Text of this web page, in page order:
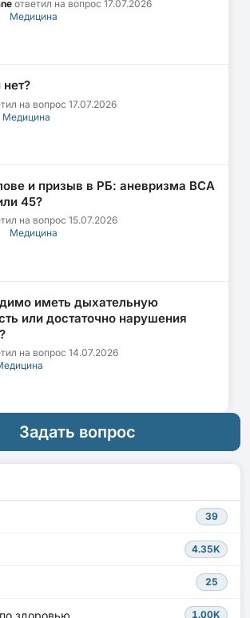
ответил на вопрос 17.07.2026
Медицина
на вопрос 17.07.2026
Медицина
и призыв в РБ: аневризма ВСА
45?
на вопрос 15.07.2026
Медицина
иметь дыхательную
или достаточно нарушения
на вопрос 14.07.2026
Задать вопрос
39
4.35K
25
здоровью 1.00K